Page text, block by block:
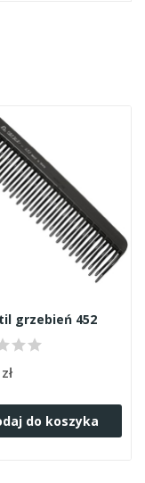
grzebień 452
do koszyka